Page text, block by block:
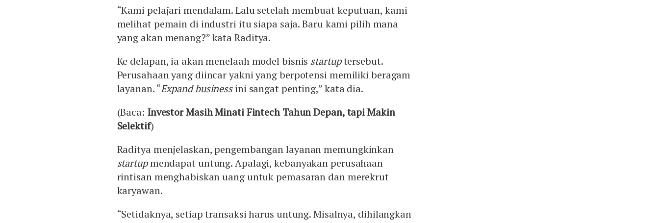
“Kami pelajari mendalam. Lalu setelah membuat keputuan, kami
melihat pemain di industri itu siapa saja. Baru kami pilih mana
yang akan menang?” kata Raditya.
Ke delapan, ia akan menelaah model bisnis startuptersebut.
Perusahaan yang diincar yakni yang berpotensi memiliki beragam
layanan. “Expand businessini sangat penting,” kata dia.
(Baca: Investor Masih Minati Fintech Tahun Depan, tapi Makin
Selektif)
Raditya menjelaskan, pengembangan layanan memungkinkan
startupmendapat untung. Apalagi, kebanyakan perusahaan
rintisan menghabiskan uang untuk pemasaran dan merekrut
karyawan.
“Setidaknya, setiap transaksi harus untung. Misalnya, dihilangkan